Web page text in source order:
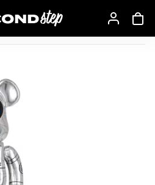
Sorayama Baby Milo 100% &